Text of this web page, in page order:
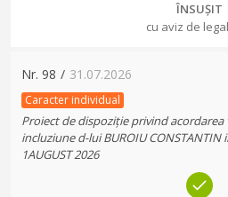
ÎNSUȘIT
cu aviz de
Nr. 98 / 31.07.2026
Caracter individual
Proiect de dispoziție privind
incluziune d-lui BUROIU
1AUGUST 2026